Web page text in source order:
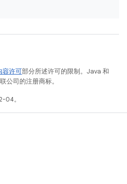
容许可部分所述许可的限制。Java 和
公司的注册商标。
04。